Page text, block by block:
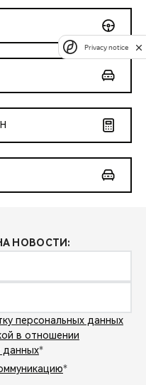
НОВОСТИ:
персональных данных
в отношении
данных*
*
Privacy notice